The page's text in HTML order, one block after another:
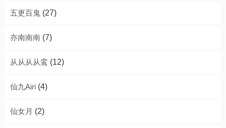
五更百鬼 (27)
亦南南南 (7)
从从从从鸾 (12)
仙九Airi (4)
仙女月 (2)